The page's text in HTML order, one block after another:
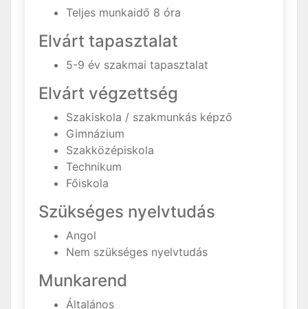
Teljes munkaidő 8 óra
Elvárt tapasztalat
5-9 év szakmai tapasztalat
Elvárt végzettség
Szakiskola / szakmunkás képző
Gimnázium
Szakközépiskola
Technikum
Főiskola
Szükséges nyelvtudás
Angol
Nem szükséges nyelvtudás
Munkarend
Általános